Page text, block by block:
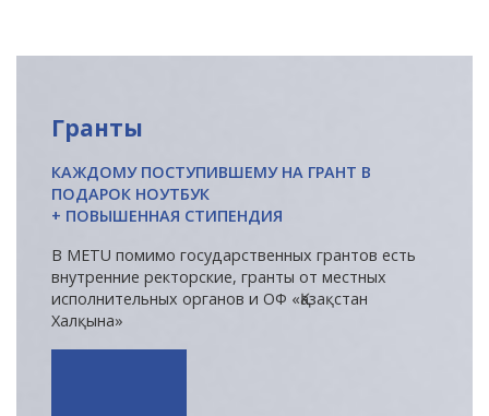
Проживание и общежития
International studying
METU Courses
ОБРАЗОВАТЕЛЬНЫЕ ПРОГРАММЫ
Колледж
Гранты
КАЖДОМУ ПОСТУПИВШЕМУ НА ГРАНТ В
ПОДАРОК НОУТБУК
+ ПОВЫШЕННАЯ СТИПЕНДИЯ
В METU помимо государственных грантов есть
внутренние ректорские, гранты от местных
исполнительных органов и ОФ «Қазақстан
Халқына»